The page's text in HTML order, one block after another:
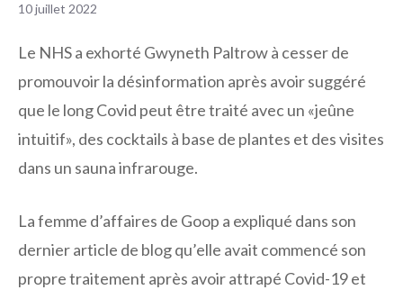
10 juillet 2022
Le NHS a exhorté Gwyneth Paltrow à cesser de
promouvoir la désinformation après avoir suggéré
que le long Covid peut être traité avec un «jeûne
intuitif», des cocktails à base de plantes et des visites
dans un sauna infrarouge.
La femme d’affaires de Goop a expliqué dans son
dernier article de blog qu’elle avait commencé son
propre traitement après avoir attrapé Covid-19 et